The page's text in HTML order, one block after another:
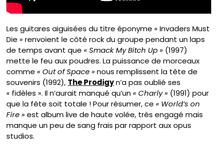
Les guitares aiguisées du titre éponyme « Invaders Must
Die » renvoient le côté rock du groupe pendant un laps
de temps avant que« Smack My Bitch Up » (1997)
mette le feu aux poudres. La puissance de morceaux
comme« Out of Space »nous remplissent la tête de
souvenirs (1992), The Prodigyn’a pas oublié ses
« fidèles ». Il n’aurait manqué qu’un« Charly » (1991) pour
que la fête soit totale ! Pour résumer, ce« World’s on
Fire »est album live de haute volée, très engagé mais
manque un peu de sang frais par rapport aux opus
studios.